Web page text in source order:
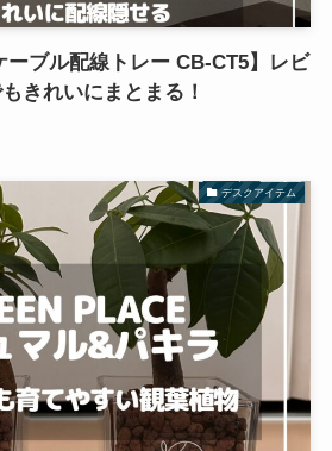
ーブル配線トレー CB-CT5】レビ
きれいにまとまる！
デスクアイテム